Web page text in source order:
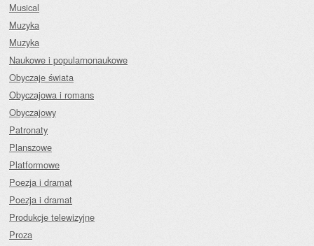
Musical
Muzyka
Muzyka
Naukowe i popularnonaukowe
Obyczaje świata
Obyczajowa i romans
Obyczajowy
Patronaty
Planszowe
Platformowe
Poezja i dramat
Poezja i dramat
Produkcje telewizyjne
Proza